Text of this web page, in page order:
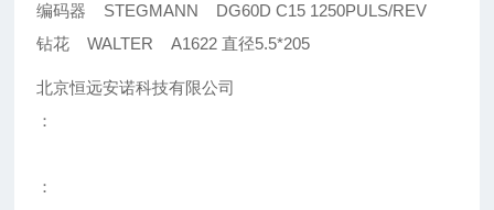
编码器 STEGMANN DG60D C15 1250PULS/REV
钻花 WALTER A1622 直径5.5*205
北京恒远安诺科技有限公司
：
：